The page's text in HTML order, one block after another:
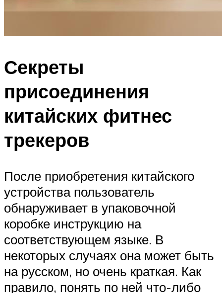
Секреты
присоединения
китайских фитнес
трекеров
После приобретения китайского
устройства пользователь
обнаруживает в упаковочной
коробке инструкцию на
соответствующем языке. В
некоторых случаях она может быть
на русском, но очень краткая. Как
правило, понять по ней что-либо